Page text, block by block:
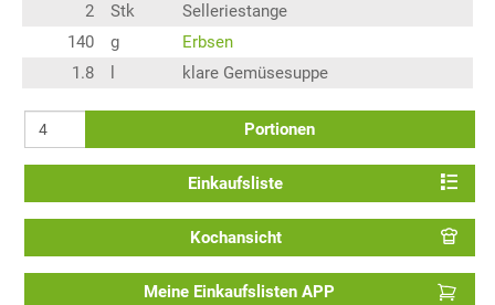
2
Stk
Selleriestange
140
g
Erbsen
1.8
klare Gemüsesuppe
Portionen
Einkaufsliste
Kochansicht
Meine Einkaufslisten APP